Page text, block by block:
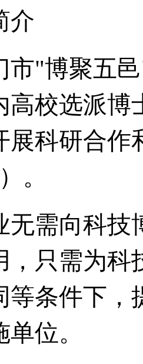
介
市"博聚五
高校选派博
展科研合
。
无需向科
，只需为
等条件下，
位。